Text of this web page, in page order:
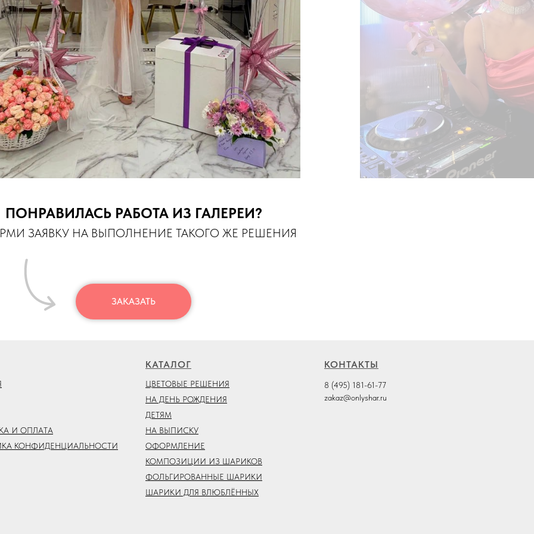
ПОНРАВИЛАСЬ РАБОТА ИЗ ГАЛЕРЕИ?
ЗАЯВКУ НА ВЫПОЛНЕНИЕ ТАКОГО ЖЕ РЕШЕНИЯ
ЗАКАЗАТЬ
И ОПЛАТА
КОНФИДЕНЦИАЛЬНОСТИ
КАТАЛОГ
ЦВЕТОВЫЕ РЕШЕНИЯ
НА ДЕНЬ РОЖДЕНИЯ
ДЕТЯМ
НА ВЫПИСКУ
ОФОРМЛЕНИЕ
КОМПОЗИЦИИ ИЗ ШАРИКОВ
ФОЛЬГИРОВАННЫЕ ШАРИКИ
ШАРИКИ ДЛЯ ВЛЮБЛЁННЫХ
КОНТАКТЫ
8 (495) 181-61-77
zakaz@onlyshar.ru